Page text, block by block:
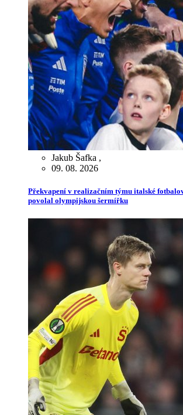
Jakub Šafka ,
09. 08. 2026
Překvapení v realizačním týmu italské
povolal olympijskou šermířku